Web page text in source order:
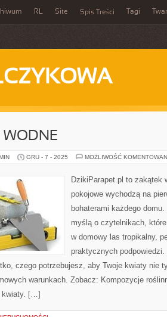
RL Site Spis Treści Tagi
WODNE
GRU - 7 - 2025 MOŻLIWOŚĆ
DzikiParapet.pl to zakątek
pokojowe wychodzą na
bohaterami każdego
myślą o czytelnikach,
w domowy las tropikalny,
praktycznych
czego potrzebujesz, aby Twoje kwiaty nie
warunkach. Zobacz: Kompozycje
kwiaty. […]